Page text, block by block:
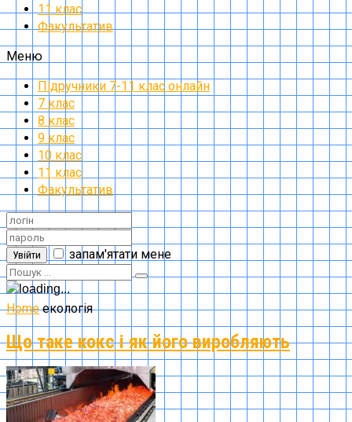
11 клас
Факультатив
Меню
Підручники 7-11 клас онлайн
7 клас
8 клас
9 клас
10 клас
11 клас
Факультатив
Увійти запам'ятати мене
Home екологія
Що таке кокс і як його виробляють